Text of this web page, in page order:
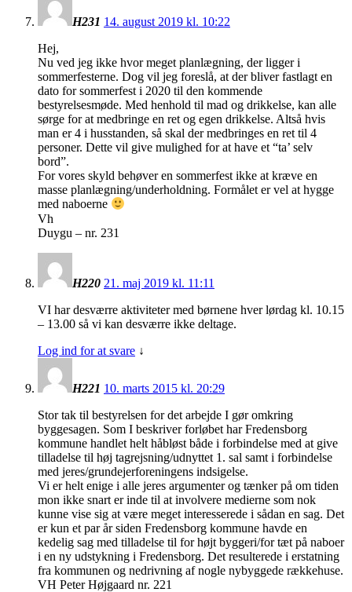
H231 14. august 2019 kl. 10:22
Hej,
Nu ved jeg ikke hvor meget planlægning, der ligger i
sommerfesterne. Dog vil jeg foreslå, at der bliver fastlagt en
dato for sommerfest i 2020 til den kommende
bestyrelsesmøde. Med henhold til mad og drikkelse, kan alle
sørge for at medbringe en ret og egen drikkelse. Altså hvis
man er 4 i husstanden, så skal der medbringes en ret til 4
personer. Dette vil give mulighed for at have et “ta’ selv
bord”.
For vores skyld behøver en sommerfest ikke at kræve en
masse planlægning/underholdning. Formålet er vel at hygge
med naboerne
Vh
Duygu – nr. 231
H220 21. maj 2019 kl. 11:11
VI har desværre aktiviteter med børnene hver lørdag kl. 10.15
– 13.00 så vi kan desværre ikke deltage.
Log ind for at svare ↓
H221 10. marts 2015 kl. 20:29
Stor tak til bestyrelsen for det arbejde I gør omkring
byggesagen. Som I beskriver forløbet har Fredensborg
kommune handlet helt håbløst både i forbindelse med at give
tilladelse til høj tagrejsning/udnyttet 1. sal samt i forbindelse
med jeres/grundejerforeningens indsigelse.
Vi er helt enige i alle jeres argumenter og tænker på om tiden
mon ikke snart er inde til at involvere medierne som nok
kunne vise sig at være meget interesserede i sådan en sag. Det
er kun et par år siden Fredensborg kommune havde en
kedelig sag med tilladelse til for højt byggeri/for tæt på naboer
i en ny udstykning i Fredensborg. Det resulterede i erstatning
fra kommunen og nedrivning af nogle nybyggede rækkehuse.
VH Peter Højgaard nr. 221